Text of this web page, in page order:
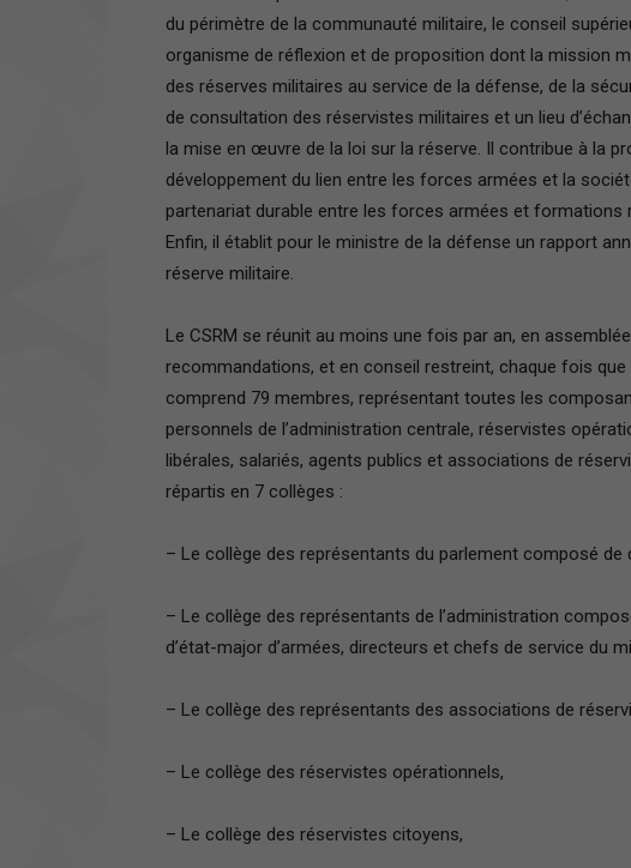
du périmètre de la communauté militaire, le conseil
organisme de réflexion et de proposition dont la mission
des réserves militaires au service de la défense, de la
de consultation des réservistes militaires et un lieu
la mise en œuvre de la loi sur la réserve. Il contribue à la
développement du lien entre les forces armées et la
partenariat durable entre les forces armées et
Enfin, il établit pour le ministre de la défense un rapport
réserve militaire.
Le CSRM se réunit au moins une fois par an, en
recommandations, et en conseil restreint, chaque fois que
comprend 79 membres, représentant toutes les
personnels de l’administration centrale, réservistes
libérales, salariés, agents publics et associations de
répartis en 7 collèges :
– Le collège des représentants du parlement composé de
– Le collège des représentants de l’administration
d’état-major d’armées, directeurs et chefs de service du
– Le collège des représentants des associations de
– Le collège des réservistes opérationnels,
– Le collège des réservistes citoyens,